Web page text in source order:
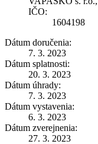
IČO:
1604198
Dátum doručenia:
7. 3. 2023
Dátum splatnosti:
20. 3. 2023
Dátum úhrady:
7. 3. 2023
Dátum vystavenia:
6. 3. 2023
Dátum zverejnenia:
27. 3. 2023